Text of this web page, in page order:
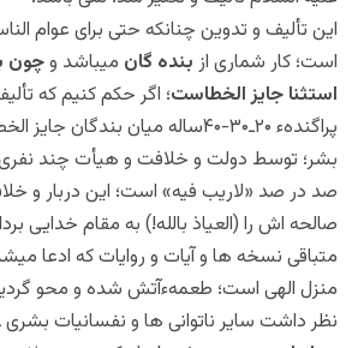
این تألیف و تدوین چنانکه حتی برای عوام
است؛ کار شماری از بنده گان میباشد وچون
استثنا جایز الخطاست؛ اگر حکم کنیم که
پراگندهء ۲۰ـ۳۰-۴۰ساله میان بندگان
بشر؛ توسط دولت و خلافت و هیأت چند نفری
صد در صد «لاریب فیه» است؛ این دربار و
صالحه اش را (العیاذ بالله!) به مقام خدایی
متباقی نسخه ها و آیات و روایات که ادعا
منزل الهی است؛ طعمهءآتش شده و محو
نظر داشت سایر ناتوانی ها و نفسانیات بشری